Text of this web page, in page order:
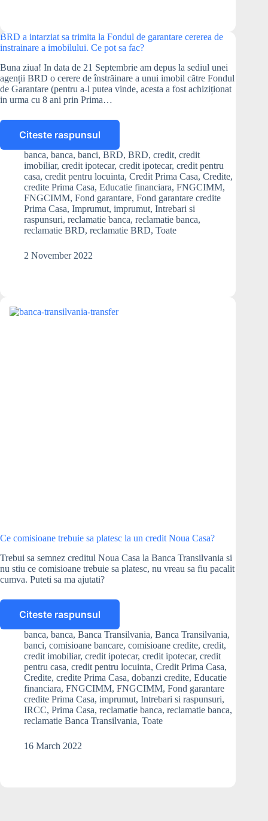
BRD a intarziat sa trimita la Fondul de garantare cererea de
instrainare a imobilului. Ce pot sa fac?
Buna ziua! In data de 21 Septembrie am depus la sediul unei
agenții BRD o cerere de înstrăinare a unui imobil către Fondul
de Garantare (pentru a-l putea vinde, acesta a fost achiziționat
in urma cu 8 ani prin Prima…
Citeste raspunsul
BRD
a
intarziat
sa
trimita
la
Fondul
de
garantare
de
Ce
banca, banca, banci, BRD, BRD, credit, credit
imobiliar, credit ipotecar, credit ipotecar, credit pentru
casa, credit pentru locuinta, Credit Prima Casa, Credite,
credite Prima Casa, Educatie financiara, FNGCIMM,
FNGCIMM, Fond garantare, Fond garantare credite
Prima Casa, Imprumut, imprumut, Intrebari si
raspunsuri, reclamatie banca, reclamatie banca,
reclamatie BRD, reclamatie BRD, Toate
2 November 2022
Ce comisioane trebuie sa platesc la un credit Noua Casa?
Trebui sa semnez creditul Noua Casa la Banca Transilvania si
nu stiu ce comisioane trebuie sa platesc, nu vreau sa fiu pacalit
cumva. Puteti sa ma ajutati?
Citeste raspunsul
Ce
comisioane
trebuie
sa
platesc
la
un
credit
Noua
Casa?
banca, banca, Banca Transilvania, Banca Transilvania,
banci, comisioane bancare, comisioane credite, credit,
credit imobiliar, credit ipotecar, credit ipotecar, credit
pentru casa, credit pentru locuinta, Credit Prima Casa,
Credite, credite Prima Casa, dobanzi credite, Educatie
financiara, FNGCIMM, FNGCIMM, Fond garantare
credite Prima Casa, imprumut, Intrebari si raspunsuri,
IRCC, Prima Casa, reclamatie banca, reclamatie banca,
reclamatie Banca Transilvania, Toate
16 March 2022